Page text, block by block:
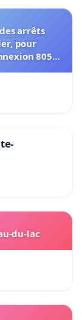
arrêts
pour
805-
du-lac